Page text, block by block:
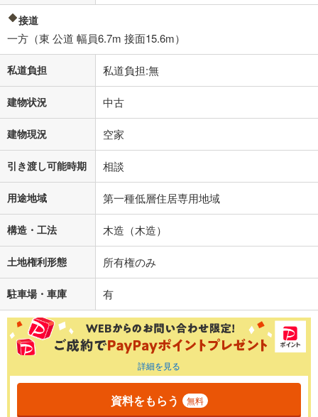
接道
一方（東 公道 幅員6.7m 接面15.6m）
私道負担 私道負担:無
建物状況 中古
建物現況 空家
引き渡し可能時期 相談
用途地域 第一種低層住居専用地域
構造・工法 木造（木造）
土地権利形態 所有権のみ
駐車場・車庫 有
詳細を見る
資料をもらう 無料